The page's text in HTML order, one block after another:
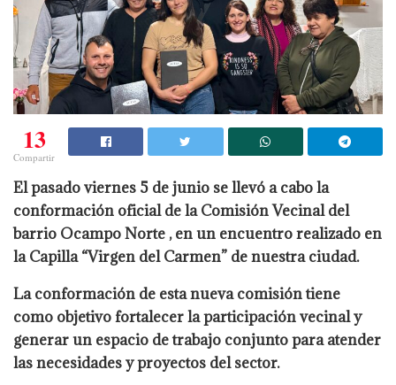
13
Compartir
El pasado viernes 5 de junio se llevó a cabo la
conformación oficial de la Comisión Vecinal del
barrio Ocampo Norte , en un encuentro realizado en
la Capilla “Virgen del Carmen” de nuestra ciudad.
La conformación de esta nueva comisión tiene
como objetivo fortalecer la participación vecinal y
generar un espacio de trabajo conjunto para atender
las necesidades y proyectos del sector.